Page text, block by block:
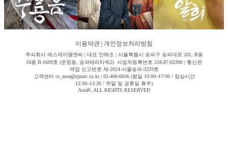
이용약관 개인정보처리방침
주식회사 에스제이엠엔씨 | 대표 안해조 | 서울특별시 송파구 송파대로 201, B동
16층 B-1609호 (문정동, 송파테라타워2) 사업자등록번호 218-87-02390 | 통신판
매업 신고번호 제-2024-서울송파-3233호
고객센터 cs_moa@sjmnc.co.kr | 02-400-6036 (평일 10:00~17:00 / 점심시간
12:30~13:30 / 주말 및 공휴일 휴무)
AsiaN. ALL RIGHTS RESERVED